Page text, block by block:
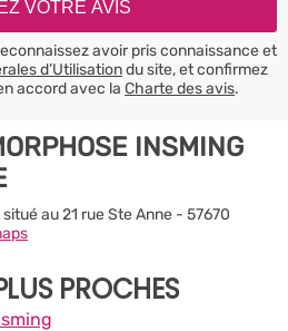
avoir pris connaissance et
d’Utilisationdu site, et confirmez
accord avec la Charte des avis.
INSMING
au 21 rue Ste Anne - 57670
PROCHES